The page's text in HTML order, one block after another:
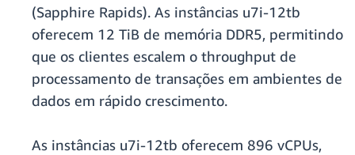
(Sapphire Rapids). As instâncias u7i-12tb
oferecem 12 TiB de memória DDR5, permitindo
que os clientes escalem o throughput de
processamento de transações em ambientes de
dados em rápido crescimento.
As instâncias u7i-12tb oferecem 896 vCPUs,